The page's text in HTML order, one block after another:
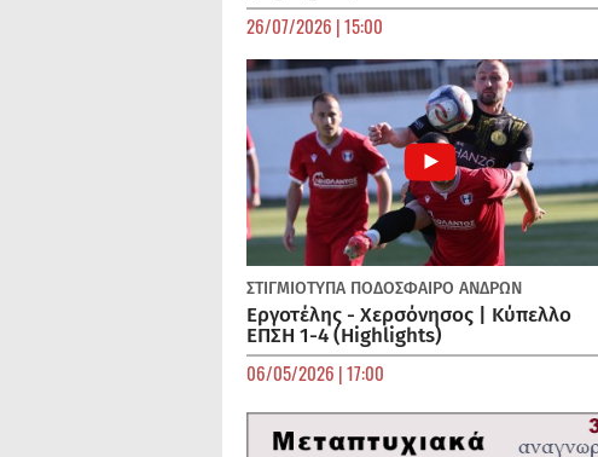
26/07/2026 | 15:00
ΣΤΙΓΜΙΟΤΥΠΑ ΠΟΔΌΣΦΑΙΡΟ ΑΝΔΡΏΝ
Εργοτέλης - Χερσόνησος | Κύπελλο
ΕΠΣΗ 1-4 (Highlights)
06/05/2026 | 17:00